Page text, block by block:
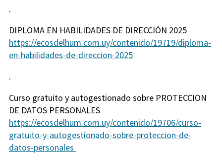
.
DIPLOMA EN HABILIDADES DE DIRECCIÓN 2025
https://ecosdelhum.com.uy/contenido/19719/diploma-
en-habilidades-de-direccion-2025
.
Curso gratuito y autogestionado sobre PROTECCION
DE DATOS PERSONALES
https://ecosdelhum.com.uy/contenido/19706/curso-
gratuito-y-autogestionado-sobre-proteccion-de-
datos-personales